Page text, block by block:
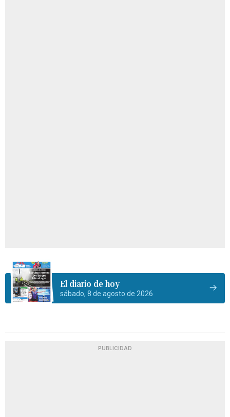
El diario de hoy
sábado, 8 de agosto de 2026
PUBLICIDAD